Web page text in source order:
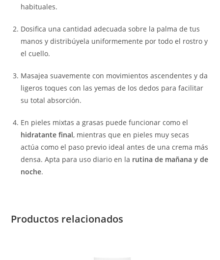
habituales.
Dosifica una cantidad adecuada sobre la palma de tus
manos y distribúyela uniformemente por todo el rostro y
el cuello.
Masajea suavemente con movimientos ascendentes y da
ligeros toques con las yemas de los dedos para facilitar
su total absorción.
En pieles mixtas a grasas puede funcionar como el
hidratante final, mientras que en pieles muy secas
actúa como el paso previo ideal antes de una crema más
densa. Apta para uso diario en la rutina de mañana y de
noche.
Productos relacionados